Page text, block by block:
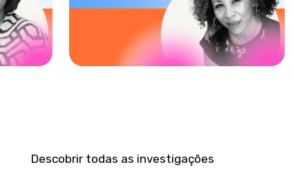
Descobrir todas as investigações